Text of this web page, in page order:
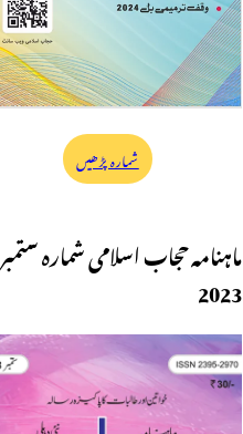
شمارہ پڑھیں
ماہنامہ حجاب اسلامی شمارہ ستمبر
2023